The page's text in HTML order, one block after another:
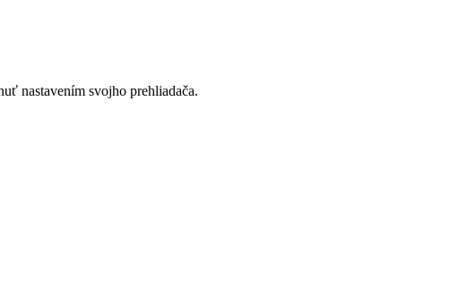
nastavením svojho prehliadača.